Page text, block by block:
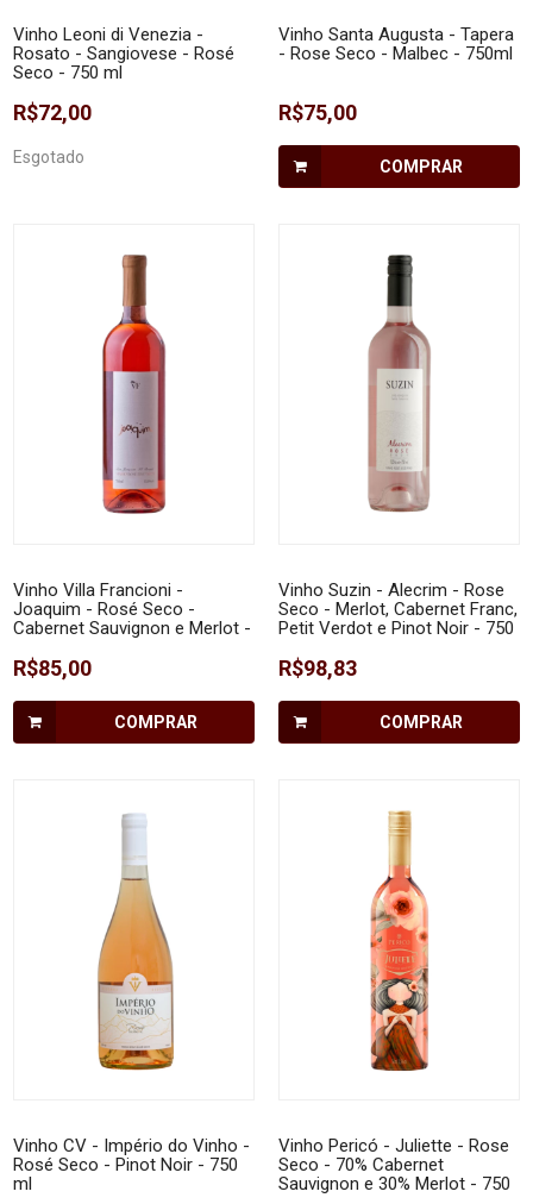
Vinho Leoni di Venezia -
Rosato - Sangiovese - Rosé
Seco - 750 ml
R$72,00
Esgotado
Vinho Santa Augusta - Tapera
- Rose Seco - Malbec - 750ml
R$75,00
COMPRAR
Vinho Villa Francioni -
Joaquim - Rosé Seco -
Cabernet Sauvignon e Merlot -
R$85,00
COMPRAR
Vinho Suzin - Alecrim - Rose
Seco - Merlot, Cabernet Franc,
Petit Verdot e Pinot Noir - 750
R$98,83
COMPRAR
Vinho CV - Império do Vinho -
Rosé Seco - Pinot Noir - 750
ml
Vinho Pericó - Juliette - Rose
Seco - 70% Cabernet
Sauvignon e 30% Merlot - 750